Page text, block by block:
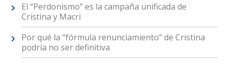
El “Perdonismo” es la campaña unificada de
Cristina y Macri
Por qué la “fórmula renunciamiento” de Cristina
podría no ser definitiva